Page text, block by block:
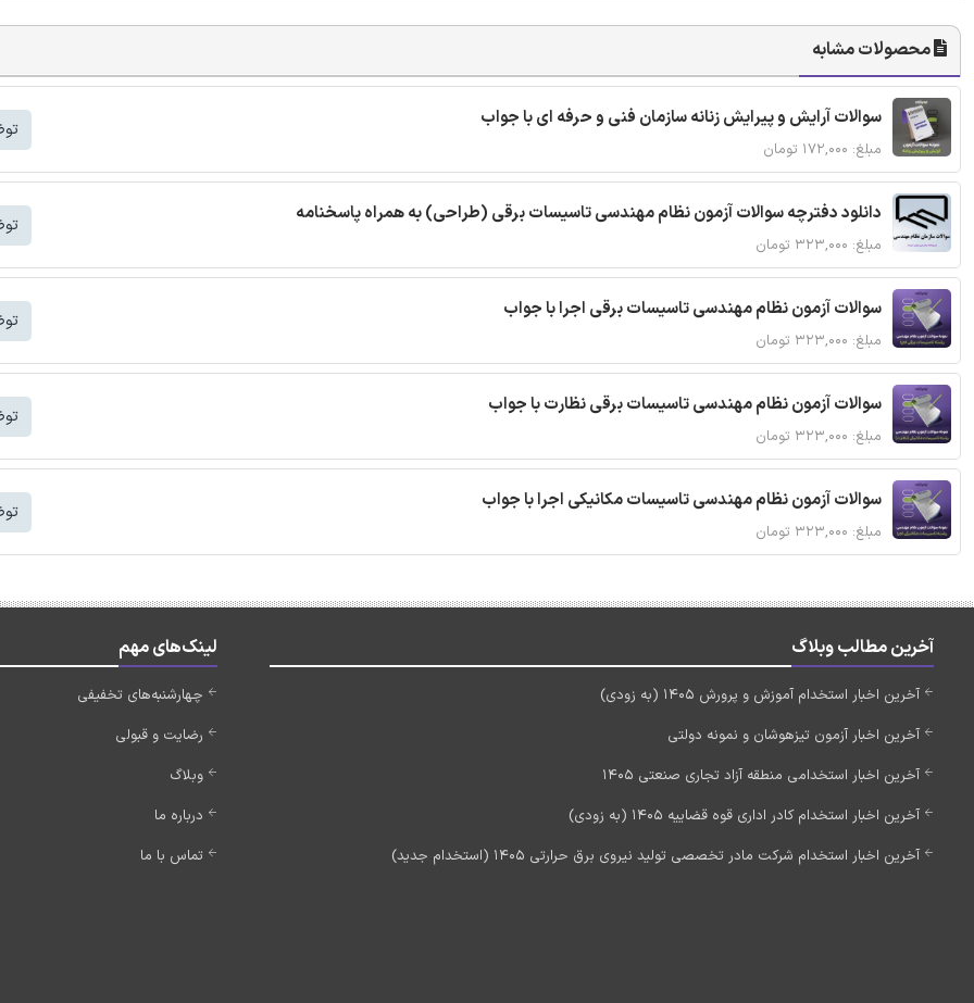
محصولات مشابه
سوالات آرایش و پیرایش زنانه سازمان فنی و حرفه ای با جواب
مبلغ: ۱۷۲,۰۰۰ تومان
دانلود دفترچه سوالات آزمون نظام مهندسی تاسیسات برقی (طراحی) به همراه پاسخنامه
مبلغ: ۳۲۳,۰۰۰ تومان
سوالات آزمون نظام مهندسی تاسیسات برقی اجرا با جواب
مبلغ: ۳۲۳,۰۰۰ تومان
سوالات آزمون نظام مهندسی تاسیسات برقی نظارت با جواب
مبلغ: ۳۲۳,۰۰۰ تومان
سوالات آزمون نظام مهندسی تاسیسات مکانیکی اجرا با جواب
مبلغ: ۳۲۳,۰۰۰ تومان
آخرین مطالب وبلاگ
آخرین اخبار استخدام آموزش و پرورش 1405 (به زودی)
آخرین اخبار آزمون تیزهوشان و نمونه دولتی
آخرین اخبار استخدامی منطقه آزاد تجاری صنعتی 1405
آخرین اخبار استخدام کادر اداری قوه قضاییه 1405 (به زودی)
آخرین اخبار استخدام شرکت مادر تخصصی تولید نیروی برق حرارتی 1405 (استخدام جدید)
لینک‌های مهم
چهارشنبه‌های تخفیفی
رضایت و قبولی
وبلاگ
درباره ما
تماس با ما